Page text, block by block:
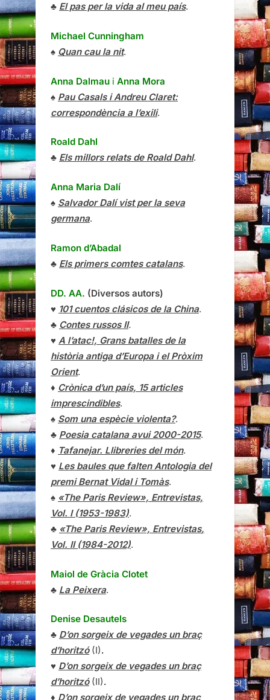
♣ El pas per la vida al meu país.
Michael Cunningham
♠ Quan cau la nit.
Anna Dalmau i Anna Mora
♠ Pau Casals i Andreu Claret:
correspondència a l’exili.
Roald Dahl
♣ Els millors relats de Roald Dahl.
Anna Maria Dalí
♠ Salvador Dalí vist per la seva
germana.
Ramon d’Abadal
♣ Els primers comtes catalans.
DD. AA. (Diversos autors)
♥ 101 cuentos clásicos de la China.
♣ Contes russos II.
♥ A l’atac!, Grans batalles de la
història antiga d’Europa i el Pròxim
Orient.
♦ Crònica d’un país, 15 articles
imprescindibles.
♠ Som una espècie violenta?.
♣ Poesia catalana avui 2000-2015.
♦ Tafanejar. Llibreries del món.
♥ Les baules que falten Antologia del
premi Bernat Vidal i Tomàs.
♠ «The Paris Review», Entrevistas,
Vol. I (1953-1983).
♣ «The Paris Review», Entrevistas,
Vol. II (1984-2012).
Maiol de Gràcia Clotet
♣ La Peixera.
Denise Desautels
♣ D’on sorgeix de vegades un braç
d’horitzó(I).
♥ D’on sorgeix de vegades un braç
d’horitzó(II).
♦ D’on sorgeix de vegades un braç